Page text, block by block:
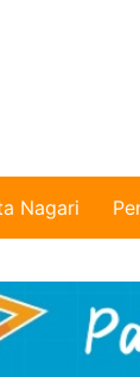
Nagari